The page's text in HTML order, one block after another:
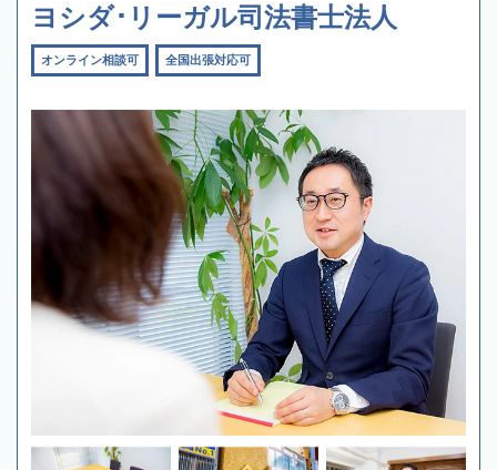
ヨシダ･リーガル司法書士法人
オンライン相談可 全国出張対応可